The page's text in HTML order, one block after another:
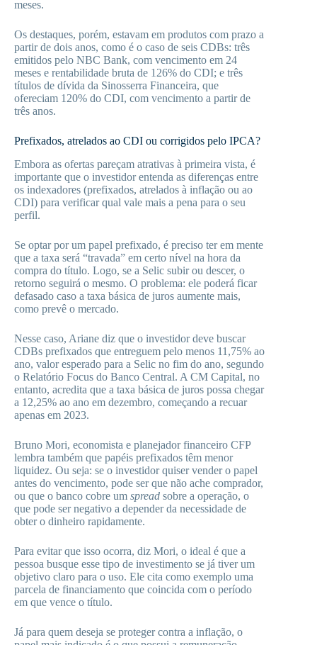
meses.
Os destaques, porém, estavam em produtos com prazo a
partir de dois anos, como é o caso de seis CDBs: três
emitidos pelo NBC Bank, com vencimento em 24
meses e rentabilidade bruta de 126% do CDI; e três
títulos de dívida da Sinosserra Financeira, que
ofereciam 120% do CDI, com vencimento a partir de
três anos.
Prefixados, atrelados ao CDI ou corrigidos pelo IPCA?
Embora as ofertas pareçam atrativas à primeira vista, é
importante que o investidor entenda as diferenças entre
os indexadores (prefixados, atrelados à inflação ou ao
CDI) para verificar qual vale mais a pena para o seu
perfil.
Se optar por um papel prefixado, é preciso ter em mente
que a taxa será “travada” em certo nível na hora da
compra do título. Logo, se a Selic subir ou descer, o
retorno seguirá o mesmo. O problema: ele poderá ficar
defasado caso a taxa básica de juros aumente mais,
como prevê o mercado.
Nesse caso, Ariane diz que o investidor deve buscar
CDBs prefixados que entreguem pelo menos 11,75% ao
ano, valor esperado para a Selic no fim do ano, segundo
o Relatório Focus do Banco Central. A CM Capital, no
entanto, acredita que a taxa básica de juros possa chegar
a 12,25% ao ano em dezembro, começando a recuar
apenas em 2023.
Bruno Mori, economista e planejador financeiro CFP
lembra também que papéis prefixados têm menor
liquidez. Ou seja: se o investidor quiser vender o papel
antes do vencimento, pode ser que não ache comprador,
ou que o banco cobre um spread sobre a operação, o
que pode ser negativo a depender da necessidade de
obter o dinheiro rapidamente.
Para evitar que isso ocorra, diz Mori, o ideal é que a
pessoa busque esse tipo de investimento se já tiver um
objetivo claro para o uso. Ele cita como exemplo uma
parcela de financiamento que coincida com o período
em que vence o título.
Já para quem deseja se proteger contra a inflação, o